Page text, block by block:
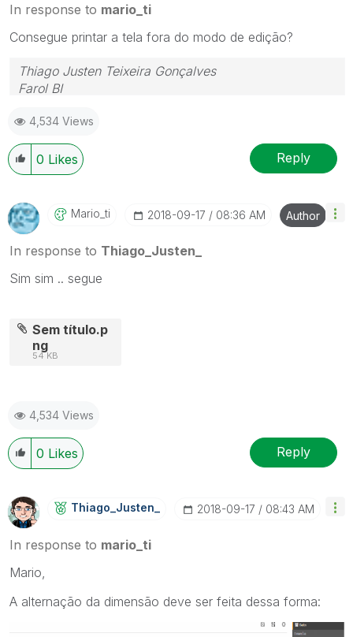
In response to mario_ti
Consegue printar a tela fora do modo de edição?
Thiago Justen Teixeira Gonçalves
Farol BI
Skype: justen.thiago
4,534 Views
0 Likes Reply
Mario_ti ‎2018-09-17 08:36 AM Author
In response to Thiago_Justen_
Sim sim .. segue
Sem título.p
ng
54 KB
4,534 Views
0 Likes Reply
Thiago_Justen_ ‎2018-09-17 08:43 AM
In response to mario_ti
Mario,
A alternação da dimensão deve ser feita dessa forma: